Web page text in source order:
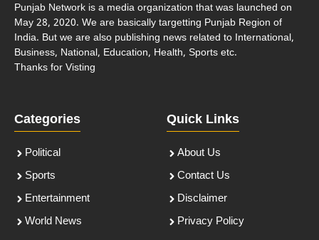
Punjab Network is a media organization that was launched on
May 28, 2020. We are basically targetting Punjab Region of
India. But we are also publishing news related to International,
Business, National, Education, Health, Sports etc.
Thanks for Visting
Categories
Political
Sports
Entertainment
World News
Quick Links
About Us
Contact Us
Disclaimer
Privacy Policy